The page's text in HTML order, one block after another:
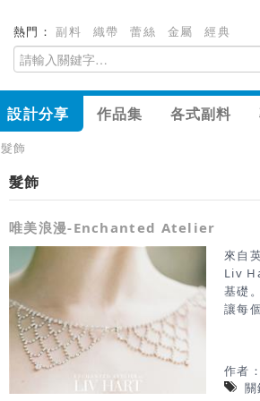
熱門：副料 織帶 蕾絲 金屬 經典
設計分享 作品集 各式副料
髮飾
髮飾
唯美浪漫-Enchanted Atelier
來自
Liv
基礎
讓每
作者